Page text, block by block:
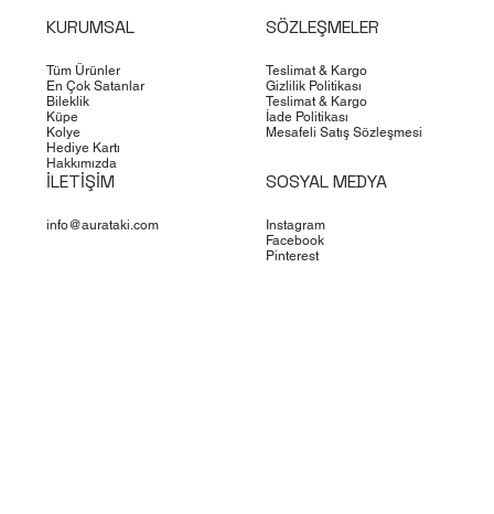
KURUMSAL
Tüm Ürünler
En Çok Satanlar
Bileklik
Küpe
Kolye
Hediye Kartı
Hakkımızda
SÖZLEŞMELER
Teslimat & Kargo
Gizlilik Politikası
Teslimat & Kargo
İade Politikası
Mesafeli Satış Sözleşmesi
İLETİŞİM
info@aurataki.com
SOSYAL MEDYA
Instagram
Facebook
Pinterest